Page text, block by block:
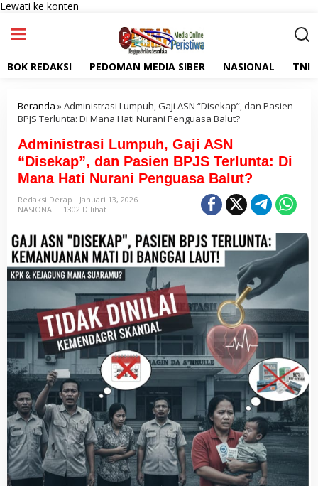
Lewati ke konten
BOK REDAKSI PEDOMAN MEDIA SIBER NASIONAL TNI
Beranda »Administrasi Lumpuh, Gaji ASN “Disekap”, dan Pasien
BPJS Terlunta: Di Mana Hati Nurani Penguasa Balut?
Administrasi Lumpuh, Gaji ASN
“Disekap”, dan Pasien BPJS Terlunta: Di
Mana Hati Nurani Penguasa Balut?
Redaksi Derap
Januari 13, 2026
NASIONAL
1302 Dilihat